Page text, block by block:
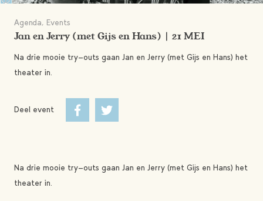
Agenda, Events
Jan en Jerry (met Gijs en Hans) | 21 MEI
Na drie mooie try-outs gaan Jan en Jerry (met Gijs en Hans) het
theater in.
Deel event
Na drie mooie try-outs gaan Jan en Jerry (met Gijs en Hans) het
theater in.